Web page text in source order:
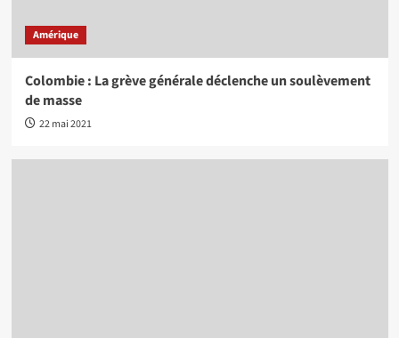
Amérique
Colombie : La grève générale déclenche un soulèvement
de masse
22 mai 2021